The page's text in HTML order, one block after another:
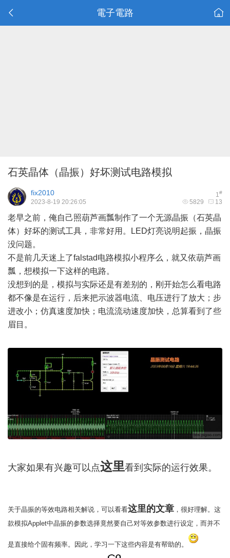
電子電路
石英晶体（晶振）好坏测试电路模拟
1#
fix2010
5829 13
2023-8-19 20:26:05
老早之前，俺自己照葫芦画瓢制作了一个无源晶振（石英晶
体）好坏的测试工具，非常好用。LED灯亮说明起振，晶振
没问题。
不是前几天迷上了falstad电路模拟小程序么，就又依葫芦画
瓢，想模拟一下这样的电路。
没想到的是，模拟与实际还是有差别的，刚开始怎么看电路
都不像是在运行，后来把示波器电流、电压进行了放大；步
进改小；仿真速度加快；电流流动速度加快，总算看到了些
眉目。
大家如果有兴趣可以点这里看到实际的运行效果。
关于晶振的等效电路相关解说，可以看看这里的文章 ，很好理解。这
款模拟Applet中晶振的参数选择竟然要自己对等效参数进行设定，而并不
是直接给个固有频率。因此，学习一下这些内容是有帮助的。